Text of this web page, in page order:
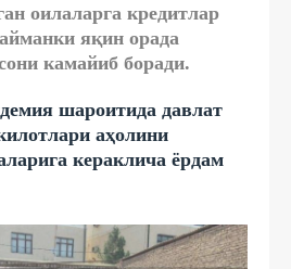
оилаларга кредитлар
яқин орада
камайиб боради.
шароитида давлат
аҳолини
кераклича ёрдам